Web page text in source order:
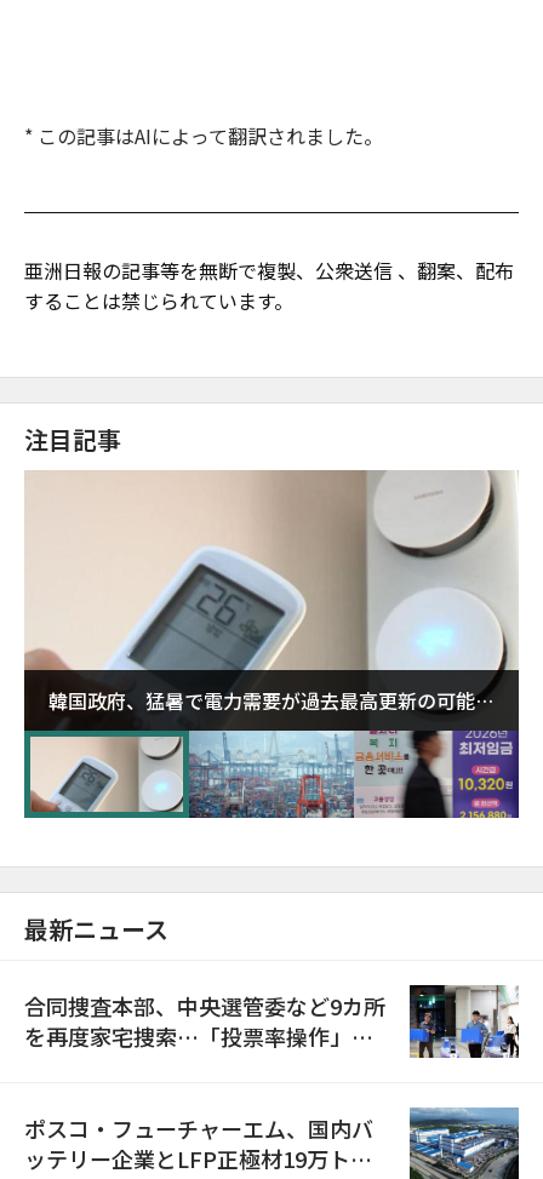
* この記事はAIによって翻訳されました。
亜洲日報の記事等を無断で複製、公衆送信 、翻案、配布
することは禁じられています。
注目記事
韓国政府、猛暑で電力需要が過去最高更新の可能性
に需給対応体制を点検
最新ニュース
合同捜査本部、中央選管委など9カ所
を再度家宅捜索…「投票率操作」の
ポスコ・フューチャーエム、国内バ
ッテリー企業とLFP正極材19万トン